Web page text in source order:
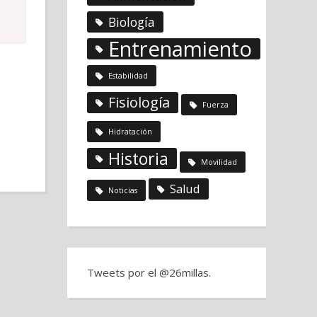
Biología
Entrenamiento
Estabilidad
Fisiología Fuerza
Hidratación
Historia Movilidad
Noticias Salud
Tweets por el @26millas.